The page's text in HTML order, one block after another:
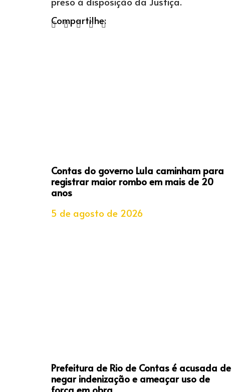
Compartilhe:
Contas do governo Lula caminham para
registrar maior rombo em mais de 20
anos
5 de agosto de 2026
Prefeitura de Rio de Contas é acusada de
negar indenização e ameaçar uso de